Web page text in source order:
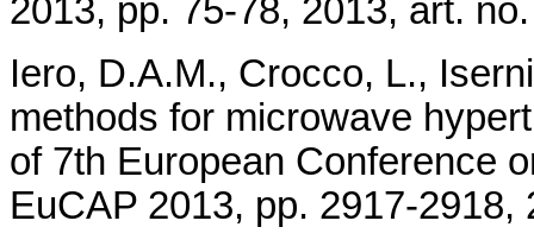
2013, pp. 75-78, 2013, art.
Iero, D.A.M., Crocco, L.,
methods for microwave
of 7th European Conference
EuCAP 2013, pp. 2917-2918,